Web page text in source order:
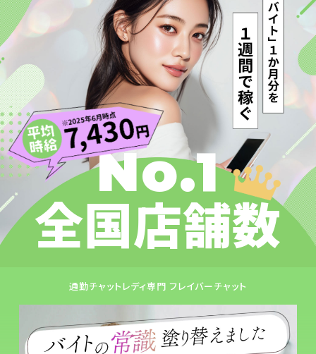
No.1
全国店舗数
通勤チャットレディ専門 フレイバーチャット